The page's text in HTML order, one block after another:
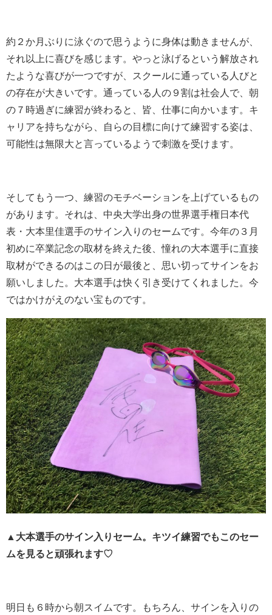
約２か月ぶりに泳ぐので思うように身体は動きませんが、
それ以上に喜びを感じます。やっと泳げるという解放され
たような喜びが一つですが、スクールに通っている人びと
の存在が大きいです。通っている人の９割は社会人で、朝
の７時過ぎに練習が終わると、皆、仕事に向かいます。キ
ャリアを持ちながら、自らの目標に向けて練習する姿は、
可能性は無限大と言っているようで刺激を受けます。
そしてもう一つ、練習のモチベーションを上げているもの
があります。それは、中央大学出身の世界選手権日本代
表・大本里佳選手のサイン入りのセームです。今年の３月
初めに卒業記念の取材を終えた後、憧れの大本選手に直接
取材ができるのはこの日が最後と、思い切ってサインをお
願いしました。大本選手は快く引き受けてくれました。今
ではかけがえのない宝ものです。
▲大本選手のサイン入りセーム。キツイ練習でもこのセー
ムを見ると頑張れます♡
明日も６時から朝スイムです。もちろん、サインを入りの